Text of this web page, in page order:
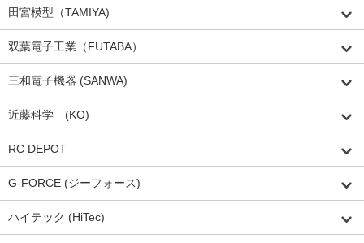
田宮模型（TAMIYA)
双葉電子工業（FUTABA）
三和電子機器 (SANWA)
近藤科学 (KO)
RC DEPOT
G-FORCE (ジーフォース)
ハイテック (HiTec)